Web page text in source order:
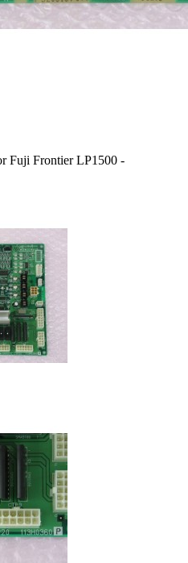
Fuji Frontier LP1500 -